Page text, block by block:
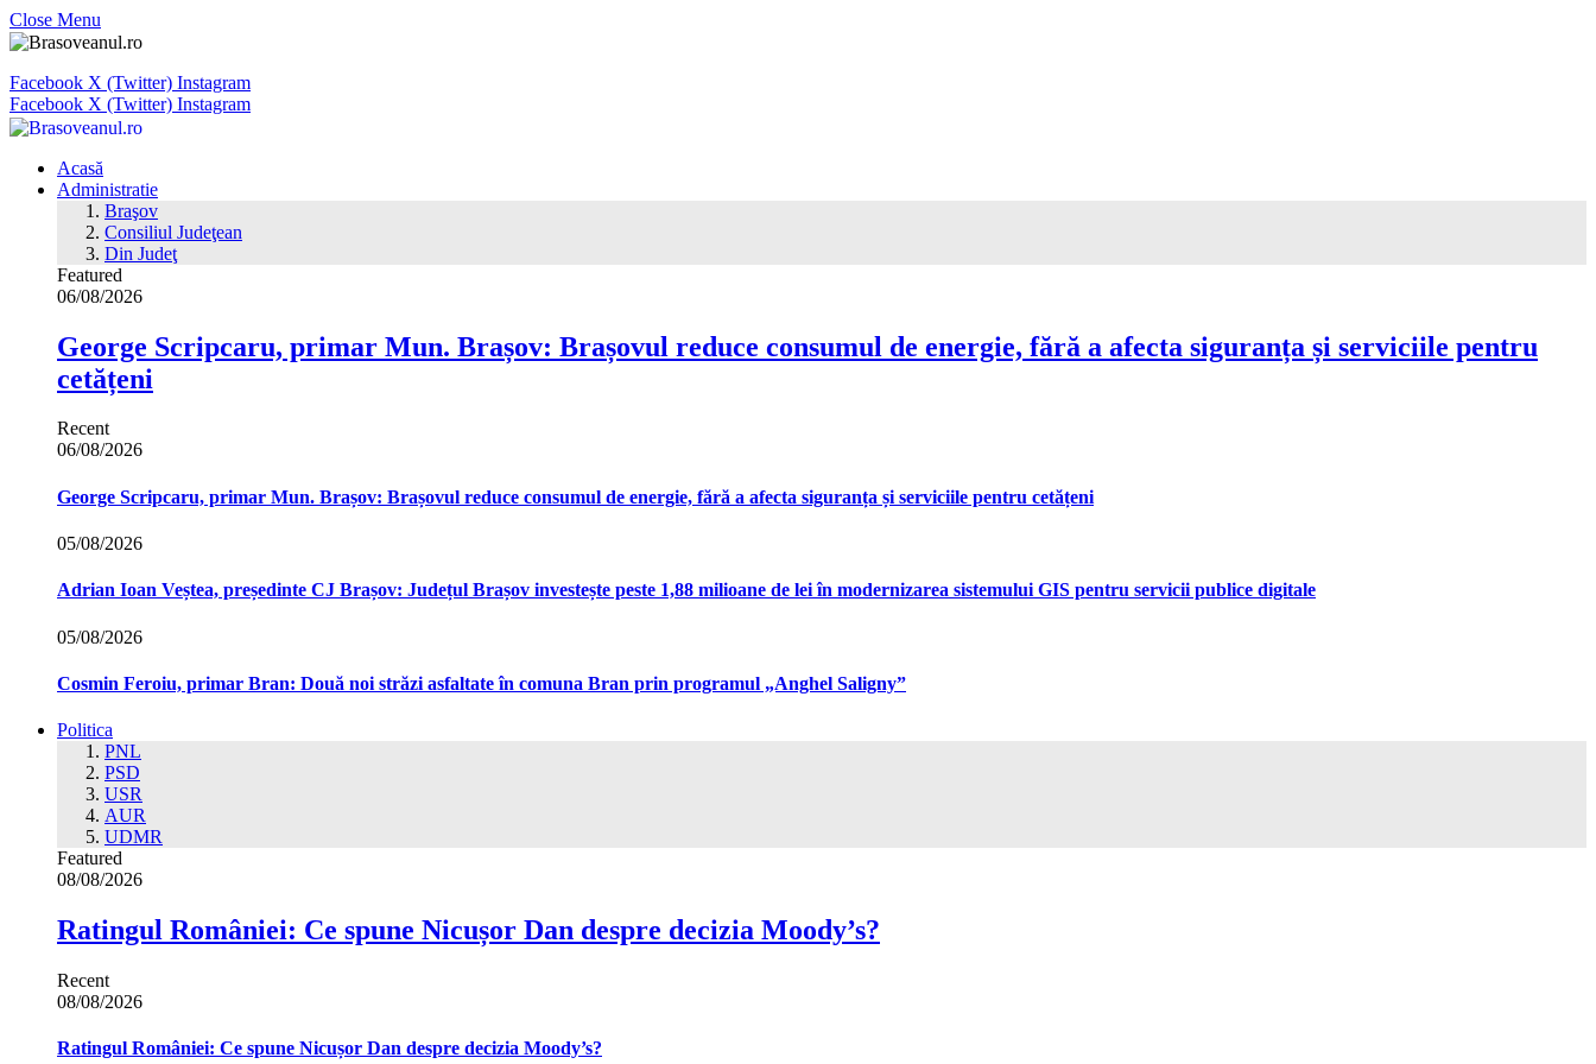
Close Menu
Facebook X (Twitter) Instagram
Facebook X (Twitter) Instagram
Acasă
Administratie
Braşov
Consiliul Judeţean
Din Judeţ
Featured
06/08/2026
George Scripcaru, primar Mun. Brașov: Brașovul reduce consumul de energie, fără a afecta siguranța și serviciile pentru
cetățeni
Recent
06/08/2026
George Scripcaru, primar Mun. Brașov: Brașovul reduce consumul de energie, fără a afecta siguranța și serviciile pentru cetățeni
05/08/2026
Adrian Ioan Veștea, președinte CJ Brașov: Județul Brașov investește peste 1,88 milioane de lei în modernizarea sistemului GIS pentru servicii publice digitale
05/08/2026
Cosmin Feroiu, primar Bran: Două noi străzi asfaltate în comuna Bran prin programul „Anghel Saligny”
Politica
PNL
PSD
USR
AUR
UDMR
Featured
08/08/2026
Ratingul României: Ce spune Nicușor Dan despre decizia Moody’s?
Recent
08/08/2026
Ratingul României: Ce spune Nicușor Dan despre decizia Moody’s?